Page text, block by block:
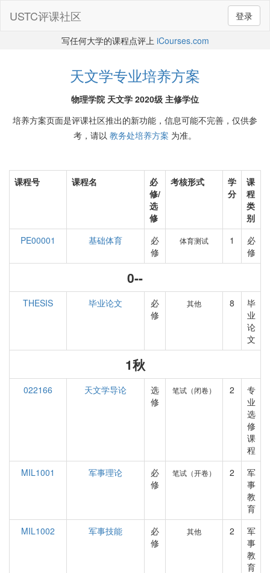
登录
USTC评课社区
写任何大学的课程点评上 iCourses.com
天文学专业培养方案
物理学院 天文学 2020级 主修学位
培养方案页面是评课社区推出的新功能，信息可能不完善，仅供参
考，请以 教务处培养方案 为准。
课程号 课程名
必
修/
选
修
考核形式
学
分
课
程
类
别
PE00001
基础体育
必
修
体育测试 1
必
修
0--
THESIS 毕业论文
必
修
其他 8
毕
业
论
文
1秋
022166 天文学导论
选
修
笔试（闭卷） 2
专
业
选
修
课
程
MIL1001
军事理论
必
修
笔试（开卷） 2
军
事
教
育
MIL1002
军事技能
必
修
其他 2
军
事
教
育